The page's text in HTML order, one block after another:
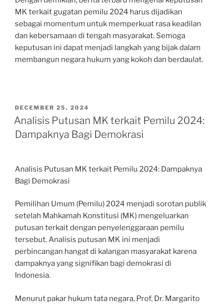
MK terkait gugatan pemilu 2024 harus dijadikan
sebagai momentum untuk memperkuat rasa keadilan
dan kebersamaan di tengah masyarakat. Semoga
keputusan ini dapat menjadi langkah yang bijak dalam
membangun negara hukum yang kokoh dan berdaulat.
POSTED
ON
DECEMBER 25, 2024
Analisis Putusan MK terkait Pemilu 2024:
Dampaknya Bagi Demokrasi
Analisis Putusan MK terkait Pemilu 2024: Dampaknya
Bagi Demokrasi
Pemilihan Umum (Pemilu) 2024 menjadi sorotan publik
setelah Mahkamah Konstitusi (MK) mengeluarkan
putusan terkait dengan penyelenggaraan pemilu
tersebut. Analisis putusan MK ini menjadi
perbincangan hangat di kalangan masyarakat karena
dampaknya yang signifikan bagi demokrasi di
Indonesia.
Menurut pakar hukum tata negara, Prof. Dr. Margarito